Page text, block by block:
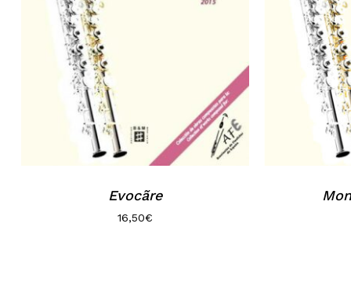
Evocãre
16,50€